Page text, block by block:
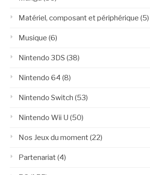
Matériel, composant et périphérique (5)
Musique (6)
Nintendo 3DS (38)
Nintendo 64 (8)
Nintendo Switch (53)
Nintendo Wii U (50)
Nos Jeux du moment(22)
Partenariat(4)